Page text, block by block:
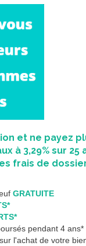
et ne payez
à 3,29% sur 25
frais de
GRATUITE
pendant 4 ans*
sur l'achat de votre